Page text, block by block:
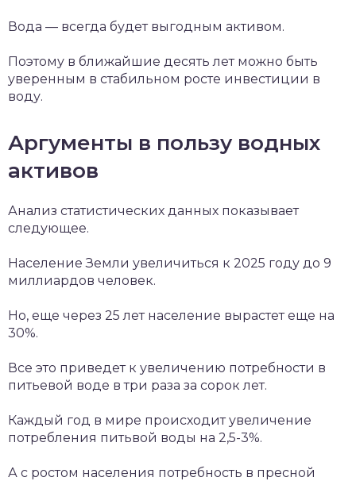
Вода — всегда будет выгодным активом.
Поэтому в ближайшие десять лет можно быть
уверенным в стабильном росте инвестиции в
воду.
Аргументы в пользу водных
активов
Анализ статистических данных показывает
следующее.
Население Земли увеличиться к 2025 году до 9
миллиардов человек.
Но, еще через 25 лет население вырастет еще на
30%.
Все это приведет к увеличению потребности в
питьевой воде в три раза за сорок лет.
Каждый год в мире происходит увеличение
потребления питьвой воды на 2,5-3%.
А с ростом населения потребность в пресной